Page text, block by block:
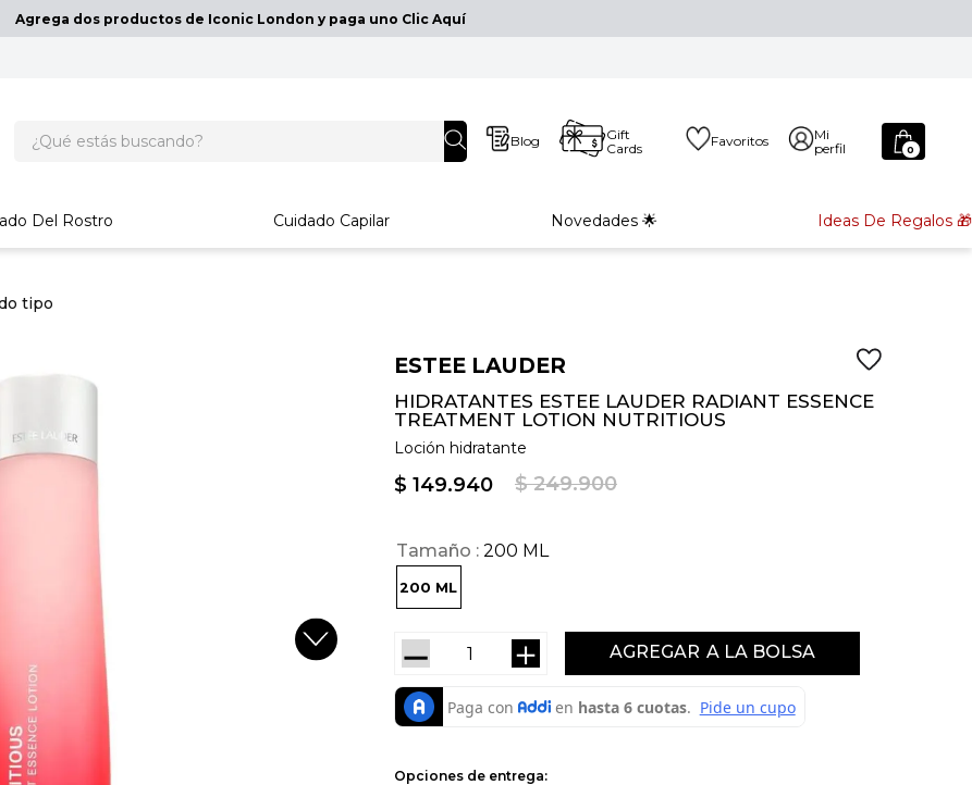
Agrega dos productos de Iconic London y paga uno Clic Aquí
Blog
Gift
Cards
Favoritos
Mi
perfil
0
Del Rostro Cuidado Capilar Novedades 🌟 Ideas De Regalos 🎁
tipo
ESTEE LAUDER
HIDRATANTES ESTEE LAUDER RADIANT ESSENCE
TREATMENT LOTION NUTRITIOUS
Loción hidratante
$ 149.940 $ 249.900
Tamaño 200 ML
200 ML
AGREGAR
＋
－
Opciones de entrega: